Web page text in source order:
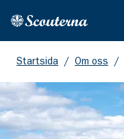
Hem
Startsida / Om oss /